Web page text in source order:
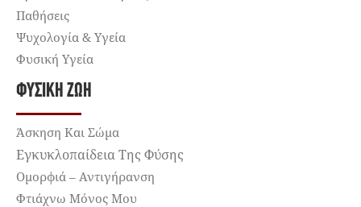
Παθήσεις
Ψυχολογία & Υγεία
Φυσική Υγεία
ΦΥΣΙΚΉ ΖΩΉ
Άσκηση Και Σώμα
Εγκυκλοπαίδεια Της Φύσης
Ομορφιά – Αντιγήρανση
Φτιάχνω Μόνος Μου